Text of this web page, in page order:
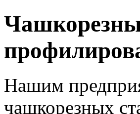
Нашим
чашкорезных